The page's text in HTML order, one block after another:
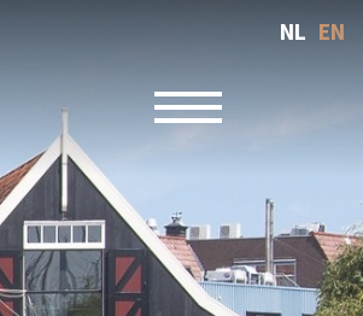
NL EN
Toggle